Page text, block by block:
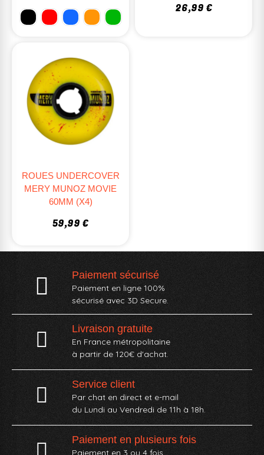
26,99 €
ROUES UNDERCOVER
MERY MUNOZ MOVIE
60MM (X4)
59,99 €
Paiement sécurisé
Paiement en ligne 100%
sécurisé avec 3D Secure.
Livraison gratuite
En France métropolitaine
à partir de 120€ d'achat.
Service client
Par chat en direct et e-mail
du Lundi au Vendredi de 11h à 18h.
Paiement en plusieurs fois
Paiement en 3 ou 4 fois